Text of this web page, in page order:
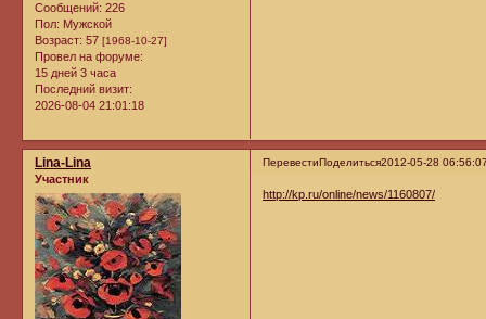
Сообщений: 226
Пол: Мужской
Возраст: 57 [1968-10-27]
Провел на форуме:
15 дней 3 часа
Последний визит:
2026-08-04 21:01:18
ПеревестиПоделиться2012-05-28
Lina-Lina
Участник
http://kp.ru/online/news/1160807/